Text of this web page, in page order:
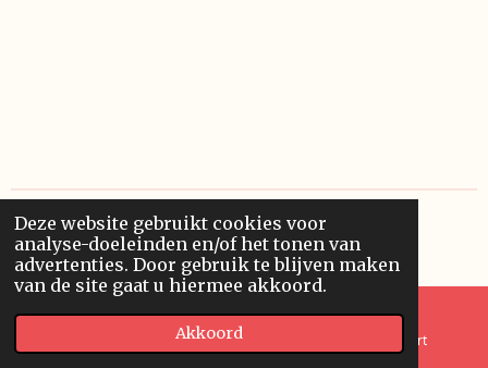
Deze website gebruikt cookies voor
analyse-doeleinden en/of het tonen van
advertenties. Door gebruik te blijven maken
van de site gaat u hiermee akkoord.
Akkoord
© 2022 - 2026 Klatovští poutníci
Powered byJouwWeb
Telefoonnummer Kaart